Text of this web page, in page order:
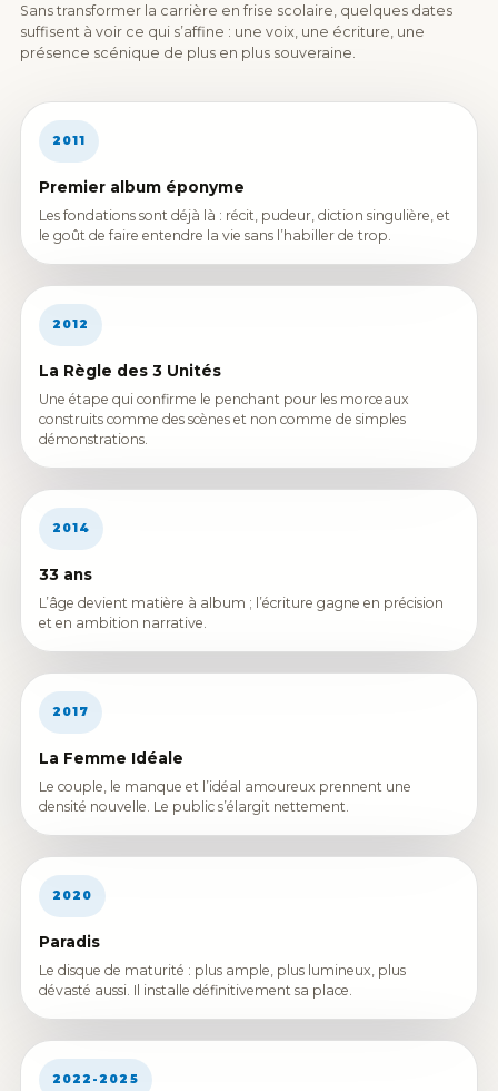
Sans transformer la carrière en frise scolaire, quelques dates
suffisent à voir ce qui s’affine : une voix, une écriture, une
présence scénique de plus en plus souveraine.
2011
Premier album éponyme
Les fondations sont déjà là : récit, pudeur, diction singulière, et
le goût de faire entendre la vie sans l’habiller de trop.
2012
La Règle des 3 Unités
Une étape qui confirme le penchant pour les morceaux
construits comme des scènes et non comme de simples
démonstrations.
2014
33 ans
L’âge devient matière à album ; l’écriture gagne en précision
et en ambition narrative.
2017
La Femme Idéale
Le couple, le manque et l’idéal amoureux prennent une
densité nouvelle. Le public s’élargit nettement.
2020
Paradis
Le disque de maturité : plus ample, plus lumineux, plus
dévasté aussi. Il installe définitivement sa place.
2022-2025